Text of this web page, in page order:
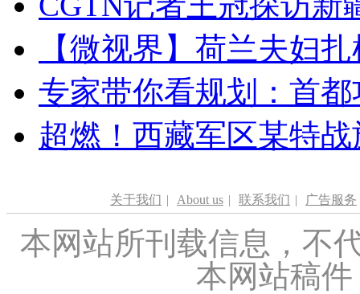
【微视界】荷兰夫妇
专家带你看规划：首
超燃！西藏军区某特
关于我们 | About us | 联系我们 | 广告服务
本网站所刊载信息，不
本网站稿